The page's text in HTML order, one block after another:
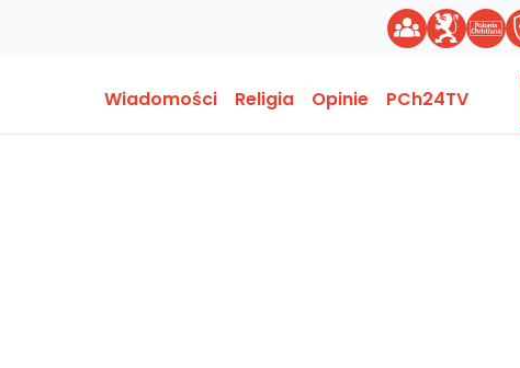
Wiadomości Religia Opinie PCh24TV